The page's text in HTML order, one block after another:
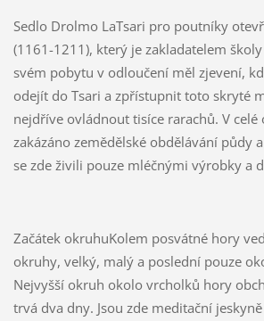
Sedlo Drolmo LaTsari pro poutníky
(1161-1211), který je zakladatelem
svém pobytu v odloučení měl zjevení,
odejít do Tsari a zpřístupnit toto skryté
nejdříve ovládnout tisíce rarachů. V celé
zakázáno zemědělské obdělávání půdy
se zde živili pouze mléčnými výrobky a
Začátek okruhuKolem posvátné hory
okruhy, velký, malý a poslední pouze
Nejvyšší okruh okolo vrcholků hory
trvá dva dny. Jsou zde meditační